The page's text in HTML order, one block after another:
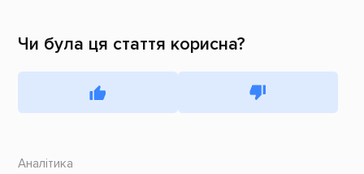
Чи була ця стаття корисна?
Аналітика